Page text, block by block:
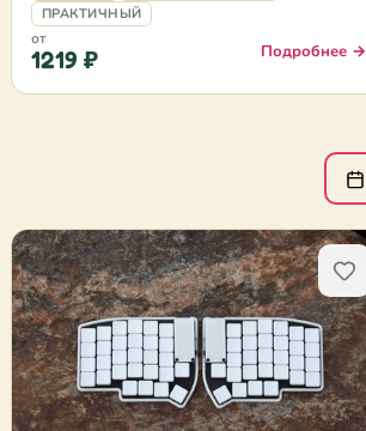
ПРАКТИЧНЫЙ
от
1219 ₽ Подробнее →